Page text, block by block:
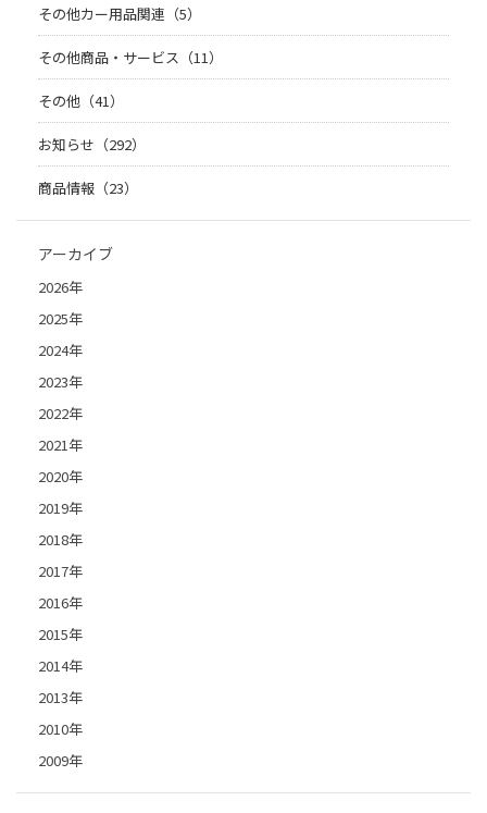
その他カー用品関連（5）
その他商品・サービス（11）
その他（41）
お知らせ（292）
商品情報（23）
アーカイブ
2026年
2025年
2024年
2023年
2022年
2021年
2020年
2019年
2018年
2017年
2016年
2015年
2014年
2013年
2010年
2009年